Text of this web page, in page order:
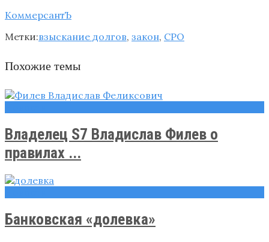
КоммерсантЪ
Метки:взыскание долгов, закон, СРО
Похожие темы
Владелец S7 Владислав Филев о
правилах ...
Банковская «долевка»